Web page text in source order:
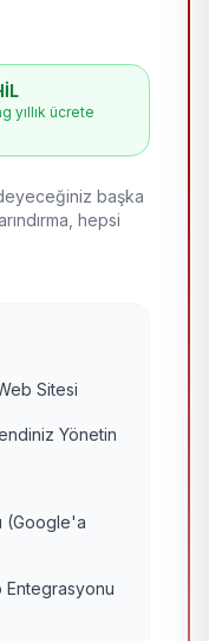
yıllık ücrete
başka
hepsi
Sitesi
Yönetin
(Google'a
Entegrasyonu